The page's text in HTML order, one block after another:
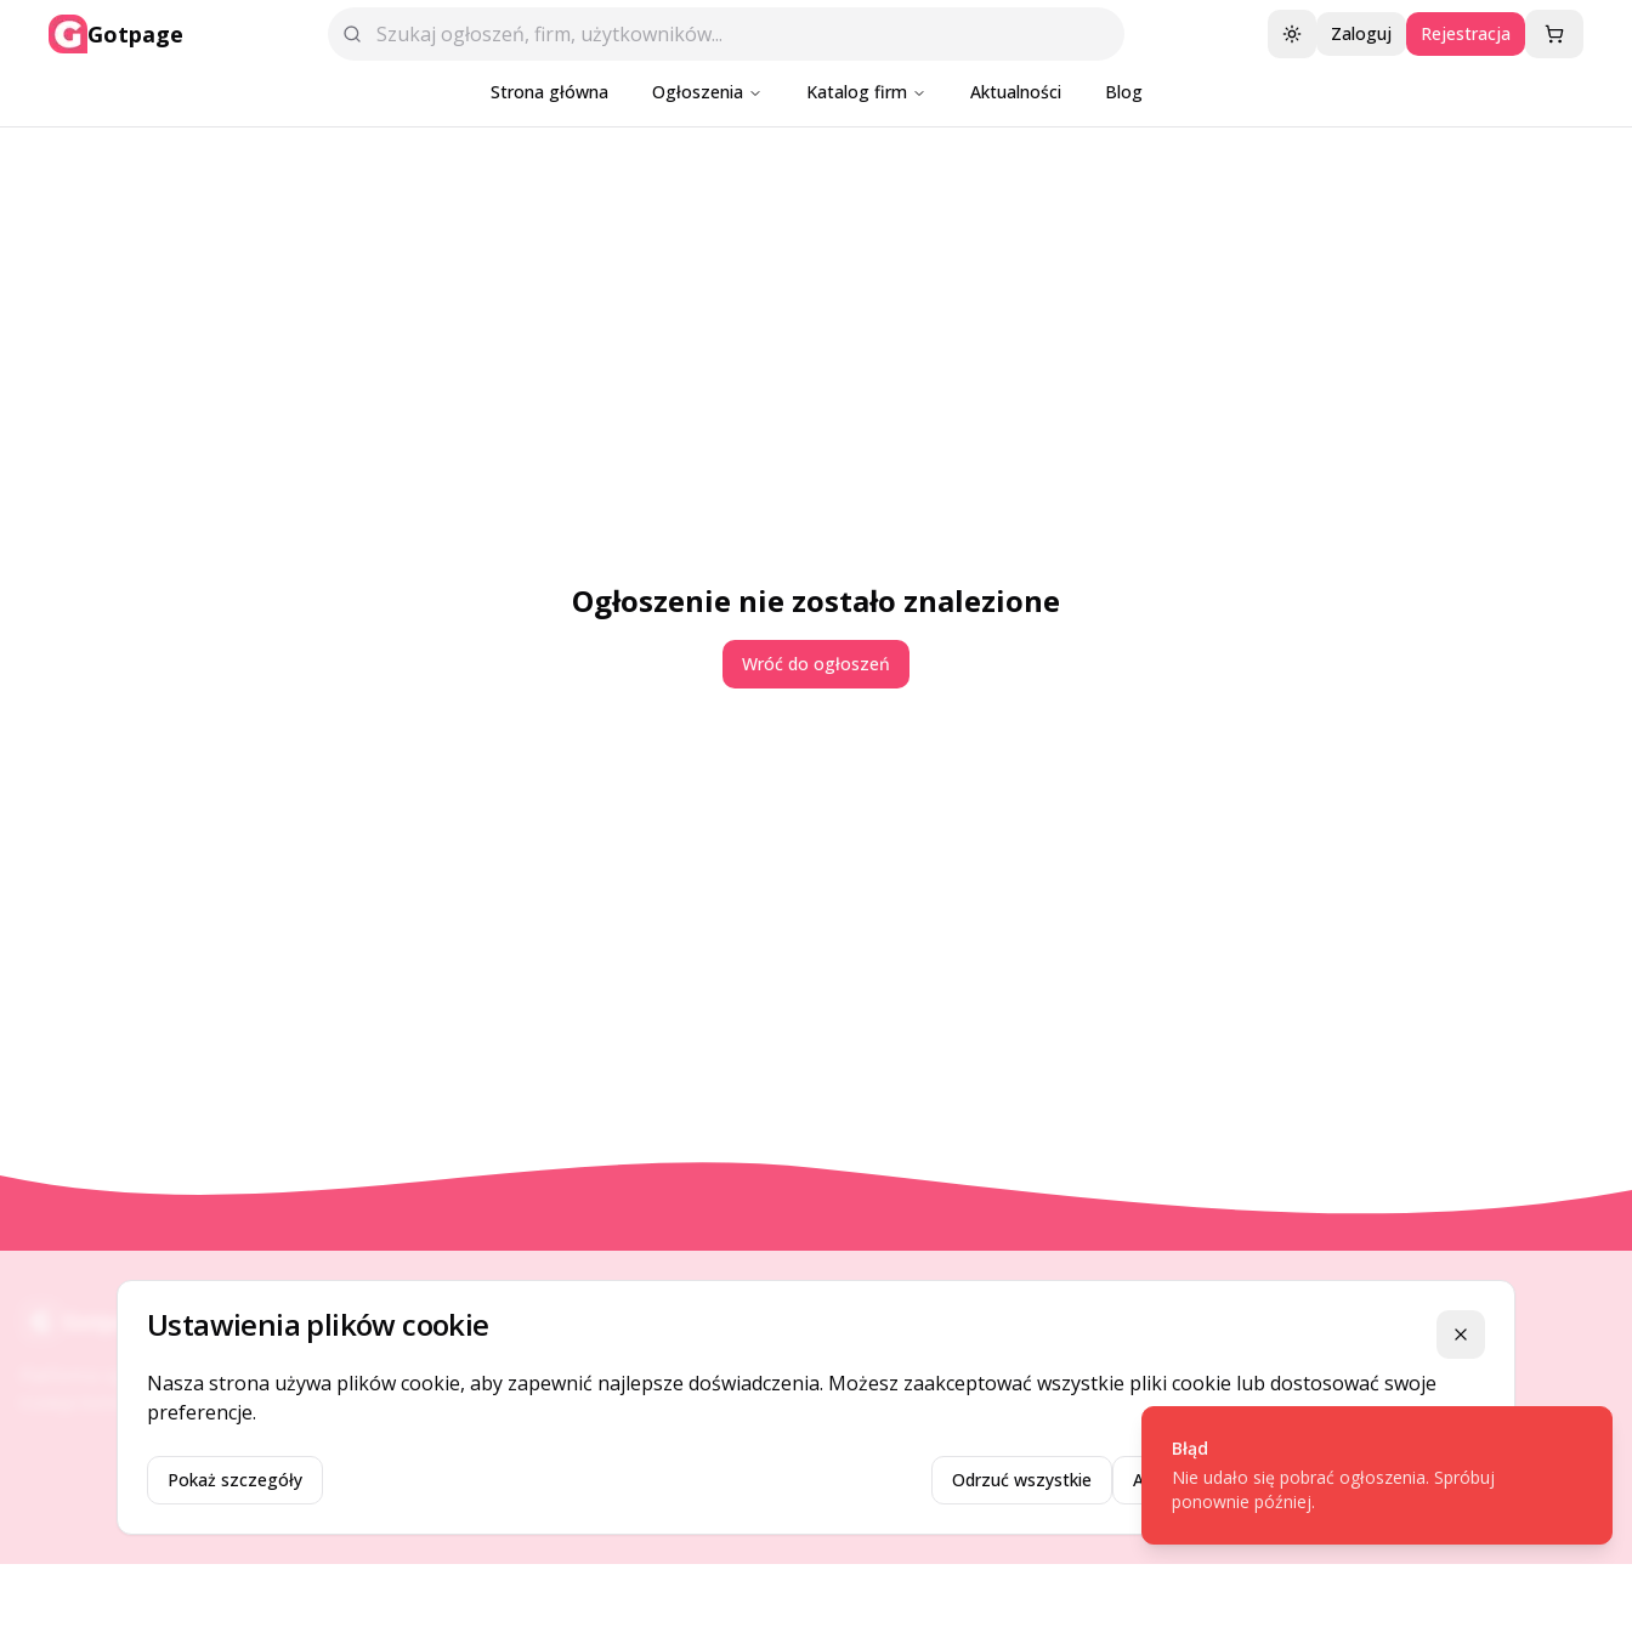
Gotpage Przełącz motyw
Zaloguj Rejestracja
Strona główna Ogłoszenia Katalog firm Aktualności Blog
Ogłoszenie nie zostało znalezione
Wróć do ogłoszeń
Gotpage
Platforma ogłoszeń i firm, która łączy ludzi i
rozwija biznes w Twojej okolicy.
O NAS
Kontakt
Usługi premium
Regulamin
Błąd
Nie udało się pobrać ogłoszenia. Spróbuj
ponownie później.
Ustawienia plików cookie Zamknij
Nasza strona używa plików cookie, aby zapewnić najlepsze doświadczenia. Możesz zaakceptować wszystkie pliki cookie lub dostosować swoje
preferencje.
Pokaż szczegóły Odrzuć wszystkie Akceptuj wybrane Akceptuj wszystkie